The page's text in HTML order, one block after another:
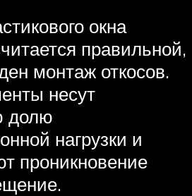
окна
правильной,
монтаж откосов.
несут
долю
нагрузки и
проникновение